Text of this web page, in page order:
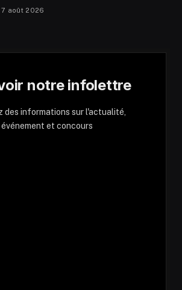
7 août 2026
notre infolettre
des informations sur l'actualité,
événement et concours